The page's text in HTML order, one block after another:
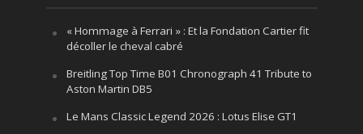
« Hommage à Ferrari » : Et la Fondation Cartier fit
décoller le cheval cabré
Breitling Top Time B01 Chronograph 41 Tribute to
Aston Martin DB5
Le Mans Classic Legend 2026 : Lotus Elise GT1